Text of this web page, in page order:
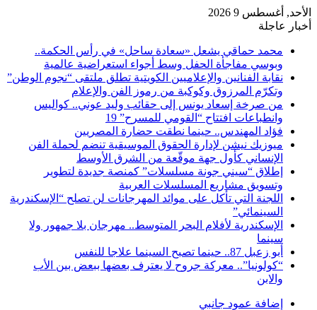
الأحد, أغسطس 9 2026
أخبار عاجلة
محمد حماقي يشعل «سعادة ساحل» في رأس الحكمة..
وبوسي مفاجأة الحفل وسط أجواء استعراضية عالمية
نقابة الفنانين والإعلاميين الكويتية تطلق ملتقى “نجوم الوطن”
وتكرّم المرزوق وكوكبة من رموز الفن والإعلام
من صرخة إسعاد يونس إلى حقائب وليد عوني.. كواليس
وانطباعات افتتاح “القومي للمسرح” 19
فؤاد المهندس.. حينما نطقت حضارة المصريين
ميوزيك نيشن لإدارة الحقوق الموسيقية تنضم لحملة الفن
الإنساني كأول جهة موقّعة من الشرق الأوسط
إطلاق “سيني جونة مسلسلات” كمنصة جديدة لتطوير
وتسويق مشاريع المسلسلات العربية
اللجنة التي تأكل على موائد المهرجانات لن تصلح “الإسكندرية
السينمائي”
الإسكندرية لأفلام البحر المتوسط.. مهرجان بلا جمهور ولا
سينما
أبو زعبل 87.. حينما تصبح السينما علاجا للنفس
“كولونيا”.. معركة جروح لا يعترف بعضها ببعض بين الأب
والابن
إضافة عمود جانبي